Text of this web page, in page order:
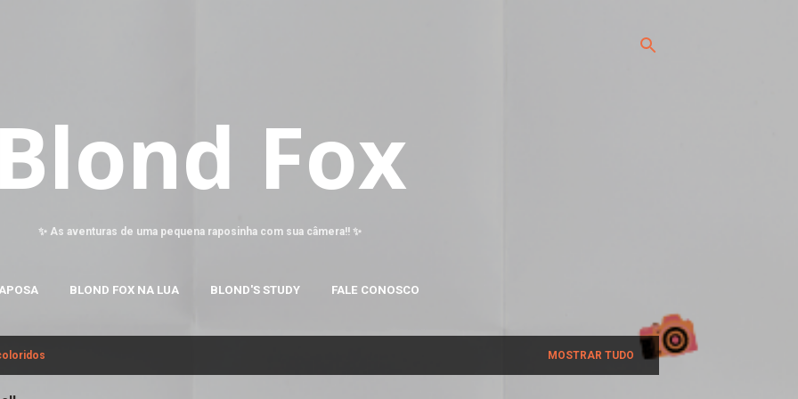
Blond Fox
✨ As aventuras de uma pequena raposinha com sua câmera!! ✨
BLOND FOX NA LUA BLOND'S STUDY FALE CONOSCO
MOSTRAR TUDO